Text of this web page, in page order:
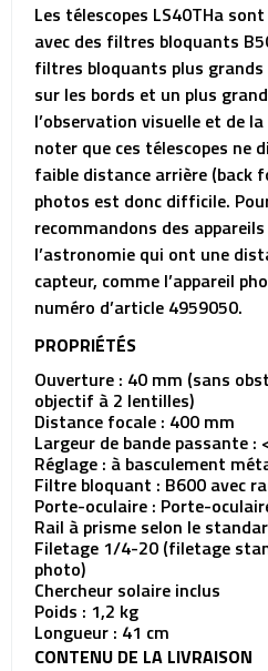
Les télescopes LS40THa
avec des filtres bloquants
filtres bloquants plus
sur les bords et un plus
l’observation visuelle et de
noter que ces télescopes ne
faible distance arrière (back
photos est donc difficile.
recommandons des
l’astronomie qui ont une
capteur, comme l’appareil
numéro d’article 4959050.
PROPRIÉTÉS
Ouverture : 40 mm (sans
objectif à 2 lentilles)
Distance focale : 400 mm
Largeur de bande passante :
Réglage : à basculement
Filtre bloquant : B600 avec
Porte-oculaire : Porte-
Rail à prisme selon le
Filetage 1/4-20 (filetage
photo)
Chercheur solaire inclus
Poids : 1,2 kg
Longueur : 41 cm
CONTENU DE LA LIVRAISON